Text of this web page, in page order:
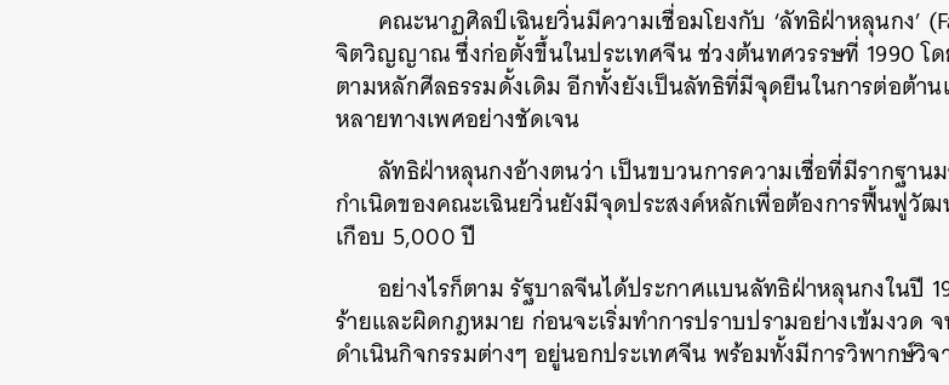
คณะนาฏศิลป์เฉินยวิ่นมีความเชื่อมโยงกับ ‘ลัทธิฝ่าหลุนกง’
จิตวิญญาณ ซึ่งก่อตั้งขึ้นในประเทศจีน ช่วงต้นทศวรรษที่ 1990 โ
ตามหลักศีลธรรมดั้งเดิม อีกทั้งยังเป็นลัทธิที่มีจุดยืนในการต่อต้
หลายทางเพศอย่างชัดเจน
ลัทธิฝ่าหลุนกงอ้างตนว่า เป็นขบวนการความเชื่อที่มีรากฐาน
กำเนิดของคณะเฉินยวิ่นยังมีจุดประสงค์หลักเพื่อต้องการฟื้นฟูวั
เกือบ 5,000 ปี
อย่างไรก็ตาม รัฐบาลจีนได้ประกาศแบนลัทธิฝ่าหลุนกงในปี
ร้ายและผิดกฎหมาย ก่อนจะเริ่มทำการปราบปรามอย่างเข้มงวด
ดำเนินกิจกรรมต่างๆ อยู่นอกประเทศจีน พร้อมทั้งมีการวิพากษ์วิ